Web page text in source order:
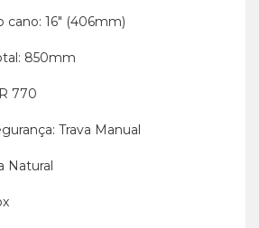
16" (406mm)
850mm
770
Trava Manual
Natural